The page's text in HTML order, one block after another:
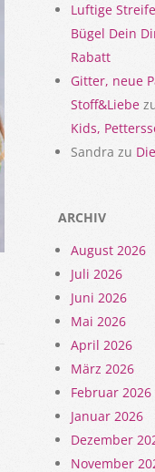
Luftige
Bügel Dein
Rabatt
Gitter, neue
Stoff&Liebe
Kids,
Sandra zu
ARCHIV
August 2026
Juli 2026
Juni 2026
Mai 2026
April 2026
März 2026
Februar 2026
Januar 2026
Dezember
November